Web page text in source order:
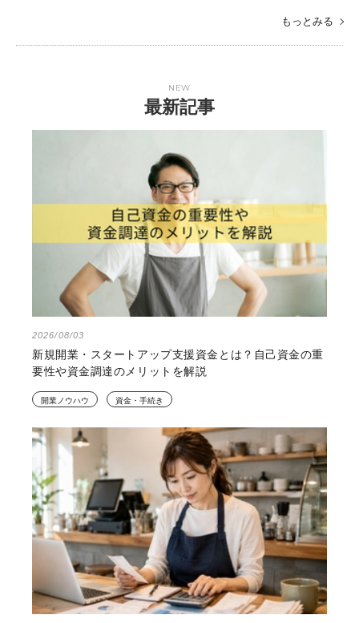
の基本とは？資格・許可や
2025/04/04
原価率とは？飲食店の原価
率の計算方法と利益アップ
戦略…
NEW
最新記事
2026/08/03
新規開業・スタートアップ支援資金とは？自己資金の重
要性や資金調達のメリットを解説
開業ノウハウ 資金・手続き